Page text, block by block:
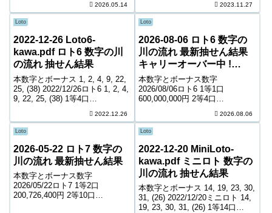
口 8,600円 5等147,401口 1,000
円 キャリーオーバー 23...
2026.05.14
円 4等9,904口 7,800円 5等
169,010口 1,000円 キャリーオー
バー 2...
2023.11.27
Loto
2022-12-26 Loto6-
kawa.pdf ロト6 数字の川
の流れ 抽せん結果
本数字とボーナス 1, 2, 4, 9, 22,
25, (38) 2022/12/26ロト6 1, 2, 4,
9, 22, 25, (38) 1等4口
11,029,200円 3等548口 152,1...
2022.12.26
Loto
2026-08-06 ロト6 数字の
川の流れ 最新抽せん結果
キャリーオーバー中 !
163,194,603円
本数字とボーナス数字
2026/08/06ロト6 1等1口
600,000,000円 2等4口
円 4等11,134口 8,400円 5等
187,447口 1,000円 キャリーオー
バー ...
2026.08.06
Loto
2026-05-22 ロト7 数字の
川の流れ 最新抽せん結果
本数字とボーナス数字
2026/05/22ロト7 1等2口
200,726,400円 2等10口
Loto
2022-12-20 MiniLoto-
kawa.pdf ミニロト 数字の
川の流れ 抽せん結果
本数字とボーナス 14, 19, 23, 30,
31, (26) 2022/12/20ミニロト 14,
19, 23, 30, 31, (26) 1等14口